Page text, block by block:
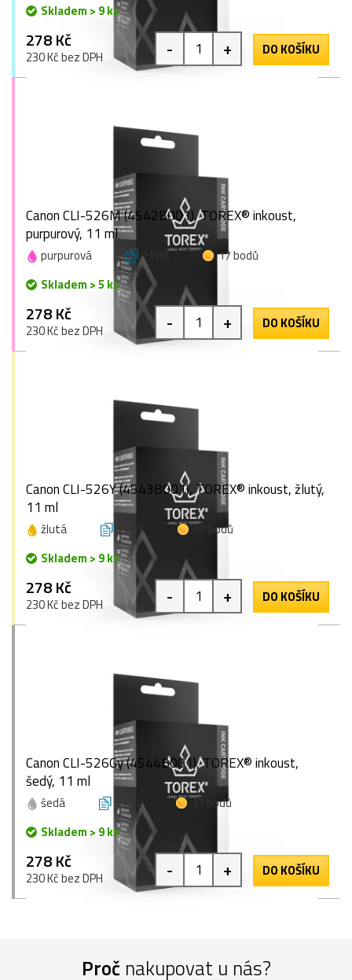
Skladem > 9 ks
278 Kč
230 Kč bez DPH - + DO KOŠÍKU
Canon CLI-526M (4542B001), TOREX® inkoust,
purpurový, 11 ml
purpurová 11 ml
17 bodů
Skladem > 5 ks
278 Kč
230 Kč bez DPH - + DO KOŠÍKU
Canon CLI-526Y (4543B001), TOREX® inkoust, žlutý,
11 ml
žlutá 11 ml
17 bodů
Skladem > 9 ks
278 Kč
230 Kč bez DPH - + DO KOŠÍKU
Canon CLI-526Gy (4544B001), TOREX® inkoust,
šedý, 11 ml
šedá 11 ml
17 bodů
Skladem > 9 ks
278 Kč
230 Kč bez DPH - + DO KOŠÍKU
Proč nakupovat u nás?